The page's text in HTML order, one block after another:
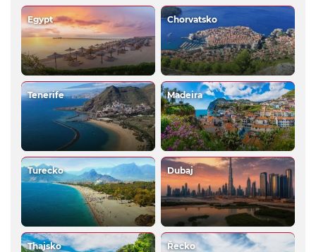
Egypt Chorvatsko
Tenerife Madeira
Turecko Dubaj
Thajsko Řecko